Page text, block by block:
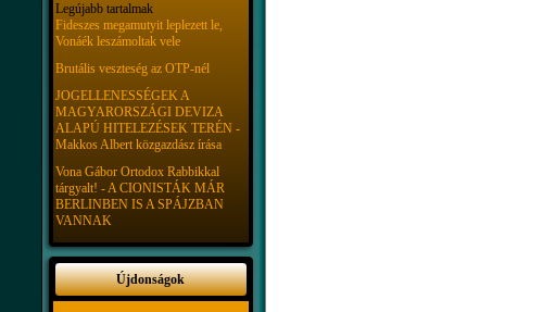
Legújabb tartalmak
Fideszes megamutyit leplezett le,
Vonáék leszámoltak vele
Brutális veszteség az OTP-nél
JOGELLENESSÉGEK A
MAGYARORSZÁGI DEVIZA
ALAPÚ HITELEZÉSEK TERÉN -
Makkos Albert közgazdász írása
Vona Gábor Ortodox Rabbikkal
tárgyalt! - A CIONISTÁK MÁR
BERLINBEN IS A SPÁJZBAN
VANNAK
Újdonságok